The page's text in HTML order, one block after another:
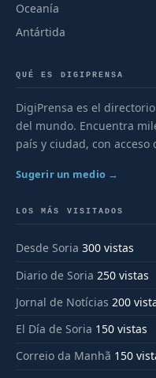
Oceanía
Antártida
QUÉ ES DIGIPRENSA
DigiPrensa es el
del mundo. Encuentra
país y ciudad, con
Sugerir un medio →
LOS MÁS VISITADOS
Desde Soria 300 vistas
Diario de Soria 250 vistas
Jornal de Notícias 200
El Día de Soria 150 vistas
Correio da Manhã 150